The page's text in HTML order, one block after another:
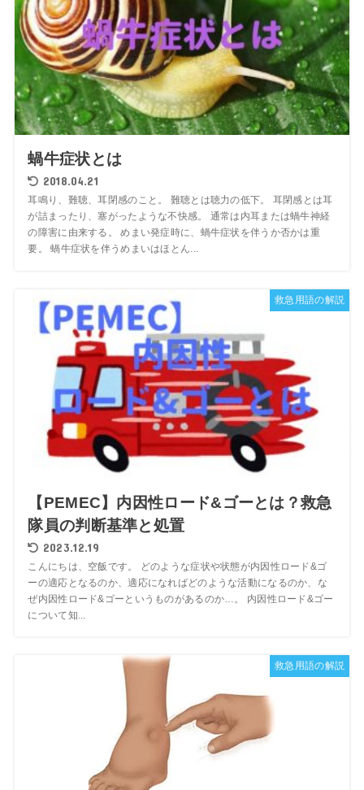
蝸牛症状とは
2018.04.21
耳鳴り、難聴、耳閉感のこと。 難聴とは聴力の低下。 耳閉感とは耳
が詰まったり、塞がったような不快感。 通常は内耳または蝸牛神経
の障害に由来する。 めまい発症時に、蝸牛症状を伴うか否かは重
要。 蝸牛症状を伴うめまいはほとん...
救急用語の解説
【PEMEC】内因性ロード&ゴーとは？救急
隊員の判断基準と処置
2023.12.19
こんにちは、空飯です。 どのような症状や状態が内因性ロード&ゴ
ーの適応となるのか、適応になればどのような活動になるのか、な
ぜ内因性ロード&ゴーというものがあるのか…。 内因性ロード&ゴー
について知...
救急用語の解説